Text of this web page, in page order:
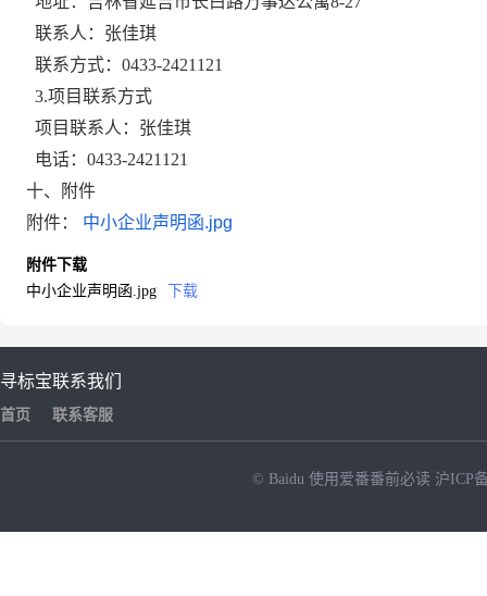
联系人：张佳琪
联系方式： 0433-2421121
3.项目联系方式
项目联系人：张佳琪
电话： 0433-2421121
十、附件
附件： 中小企业声明函.jpg
附件下载
中小企业声明函.jpg
下载
寻标宝
首页
联系我们
联系客服
© Baidu 使用爱番番前必读 沪ICP